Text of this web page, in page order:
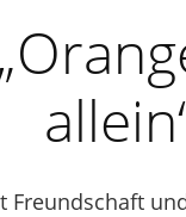
Freundschaft